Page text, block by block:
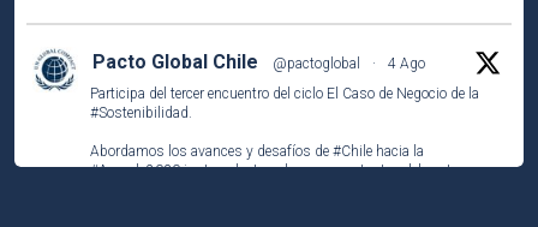
Pacto Global Chile @pactoglobal ·
4 Ago
Participa del tercer encuentro del ciclo El Caso de Negocio de la
#Sostenibilidad
Abordamos los avances y desafíos de #Chile hacia la
#Agenda2030junto a destacados representantes del sector